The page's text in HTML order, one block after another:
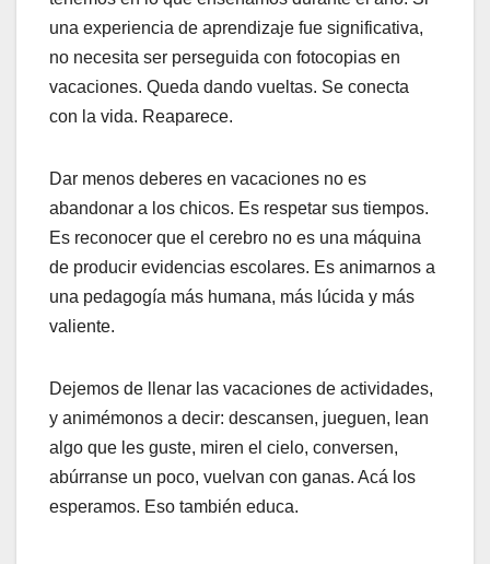
una experiencia de aprendizaje fue significativa,
no necesita ser perseguida con fotocopias en
vacaciones. Queda dando vueltas. Se conecta
con la vida. Reaparece.
Dar menos deberes en vacaciones no es
abandonar a los chicos. Es respetar sus tiempos.
Es reconocer que el cerebro no es una máquina
de producir evidencias escolares. Es animarnos a
una pedagogía más humana, más lúcida y más
valiente.
Dejemos de llenar las vacaciones de actividades,
y animémonos a decir: descansen, jueguen, lean
algo que les guste, miren el cielo, conversen,
abúrranse un poco, vuelvan con ganas. Acá los
esperamos. Eso también educa.